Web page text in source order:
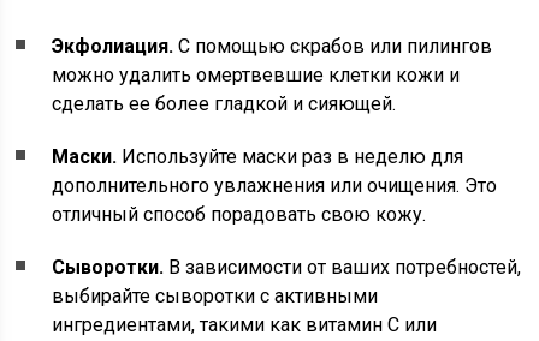
Экфолиация. С помощью скрабов или пилингов
можно удалить омертвевшие клетки кожи и
сделать ее более гладкой и сияющей.
Маски. Используйте маски раз в неделю для
дополнительного увлажнения или очищения. Это
отличный способ порадовать свою кожу.
Сыворотки. В зависимости от ваших потребностей,
выбирайте сыворотки с активными
ингредиентами, такими как витамин C или